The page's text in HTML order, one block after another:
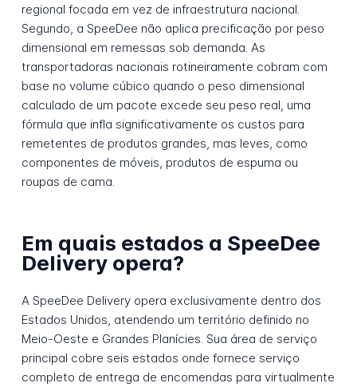
regional focada em vez de infraestrutura nacional.
Segundo, a SpeeDee não aplica precificação por peso
dimensional em remessas sob demanda. As
transportadoras nacionais rotineiramente cobram com
base no volume cúbico quando o peso dimensional
calculado de um pacote excede seu peso real, uma
fórmula que infla significativamente os custos para
remetentes de produtos grandes, mas leves, como
componentes de móveis, produtos de espuma ou
roupas de cama.
Em quais estados a SpeeDee
Delivery opera?
A SpeeDee Delivery opera exclusivamente dentro dos
Estados Unidos, atendendo um território definido no
Meio-Oeste e Grandes Planícies. Sua área de serviço
principal cobre seis estados onde fornece serviço
completo de entrega de encomendas para virtualmente